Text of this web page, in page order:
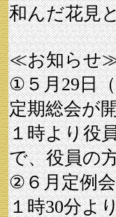
和んだ花見
≪お知らせ
①５月29日
定期総会が
１時より役
で、役員の
②６月定例
１時30分よ